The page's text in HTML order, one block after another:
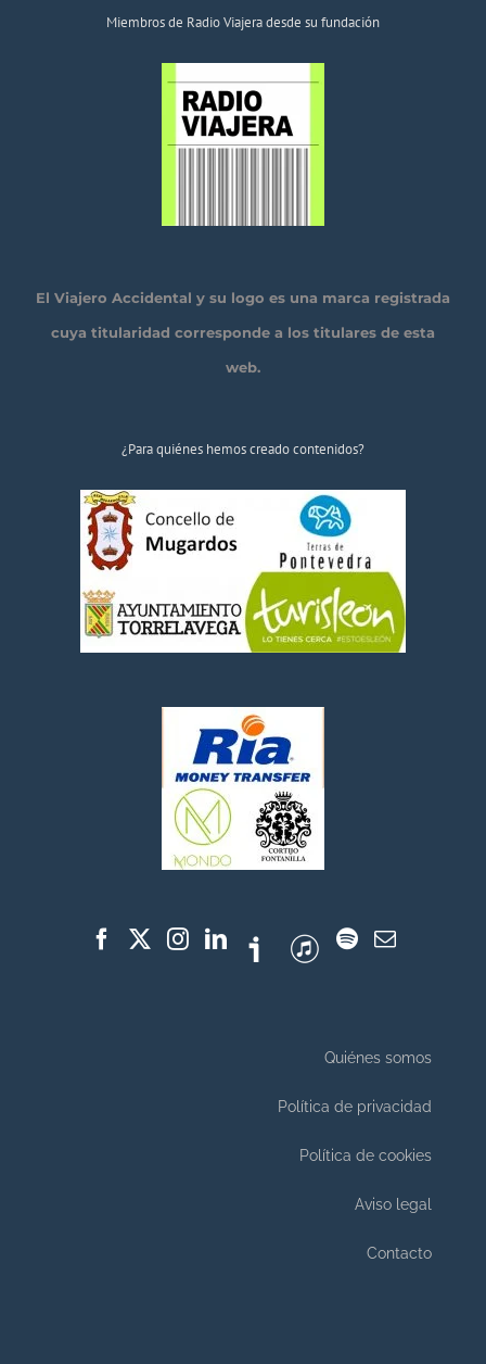
Miembros de Radio Viajera desde su fundación
El Viajero Accidental y su logo es una marca registrada
cuya titularidad corresponde a los titulares de esta
web.
¿Para quiénes hemos creado contenidos?
Quiénes somos
Política de privacidad
Política de cookies
Aviso legal
Contacto